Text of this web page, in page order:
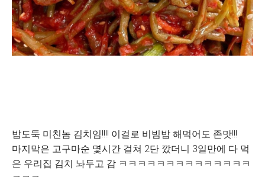
밥도둑 미친놈 김치임!!!! 이걸로 비빔밥 해먹어도 존맛!!!
마지막은 고구마순 몇시간 걸쳐 2단 깠더니 3일만에 다 먹
은 우리집 김치 놔두고 감 ㅋㅋㅋㅋㅋㅋㅋㅋㅋㅋㅋㅋㅋㅋ